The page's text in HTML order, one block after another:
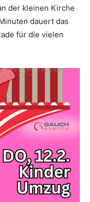
der kleinen Kirche
dauert das
für die vielen